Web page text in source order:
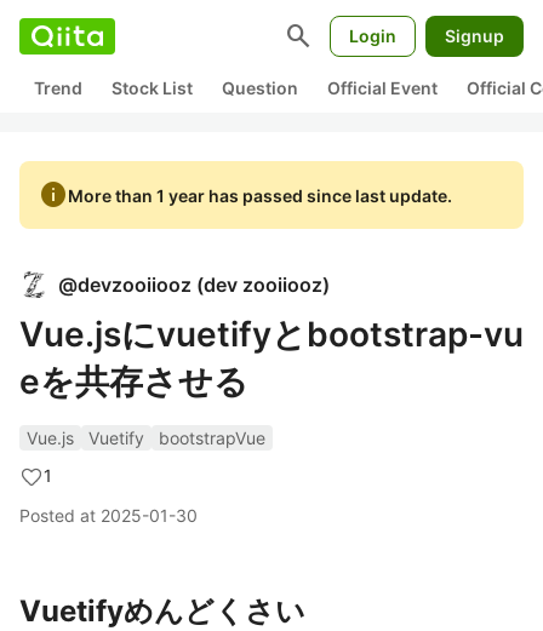
search Login Signup
Trend Stock List Question Official Event Official
infoMore than 1 year has passed since last update.
@devzooiiooz (dev zooiiooz)
Vue.jsにvuetifyとbootstrap-vu
eを共存させる
Vue.js Vuetify
bootstrapVue
1
Posted at 2025-01-30
Vuetifyめんどくさい